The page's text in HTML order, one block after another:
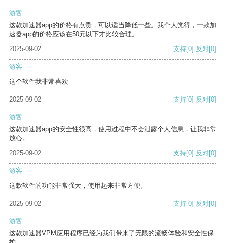
游客
这款加速器app的价格有点贵，可以适当降低一些。我个人觉得，一款加
速器app的价格应该在50元以下才比较合理。
2025-09-02
支持[0] 反对[0]
游客
这个软件我非常喜欢
2025-09-02 支持[0] 反对[0]
游客
这款加速器app的安全性很高，使用过程中不会泄露个人信息，让我非常
放心。
2025-09-02
支持[0] 反对[0]
游客
这款软件的功能非常强大，使用起来非常方便。
2025-09-02 支持[0] 反对[0]
游客
这款加速器VPM应用程序已经为我们带来了无限的流畅体验和安全性保